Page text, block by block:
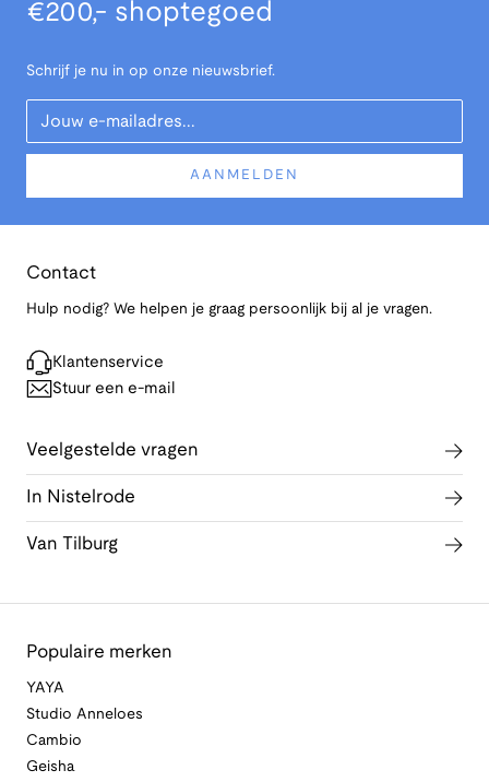
€200,- shoptegoed
Schrijf je nu in op onze nieuwsbrief.
Your Email
AANMELDEN
Contact
Hulp nodig? We helpen je graag persoonlijk bij al je vragen.
Klantenservice
Stuur een e-mail
Veelgestelde vragen
In Nistelrode
Van Tilburg
Populaire merken
YAYA
Studio Anneloes
Cambio
Geisha